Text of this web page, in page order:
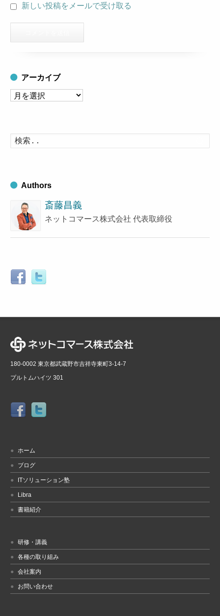
新しい投稿をメールで受け取る
アーカイブ
ア
イ
ブ
索
Authors
斎藤昌義
ネットコマース株式会社 代表取締役
180-0002 東京都武蔵野市吉祥寺東町3-14-7
プルトムハイツ 301
ホーム
ブログ
ITソリューション塾
Libra
書籍紹介
研修・講義
各種の取り組み
会社案内
お問い合わせ